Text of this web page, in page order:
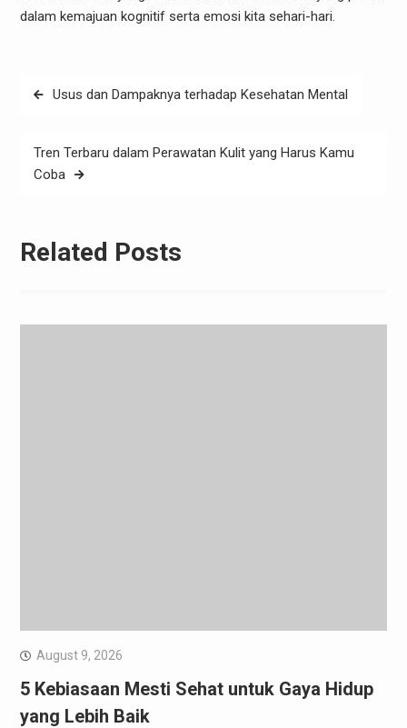
dalam kemajuan kognitif serta emosi kita sehari-hari.
PostUsus dan Dampaknya terhadap Kesehatan Mental
Tren Terbaru dalam Perawatan Kulit yang Harus Kamu
Coba
Related Posts
August 9, 2026
5 Kebiasaan Mesti Sehat untuk Gaya Hidup
yang Lebih Baik